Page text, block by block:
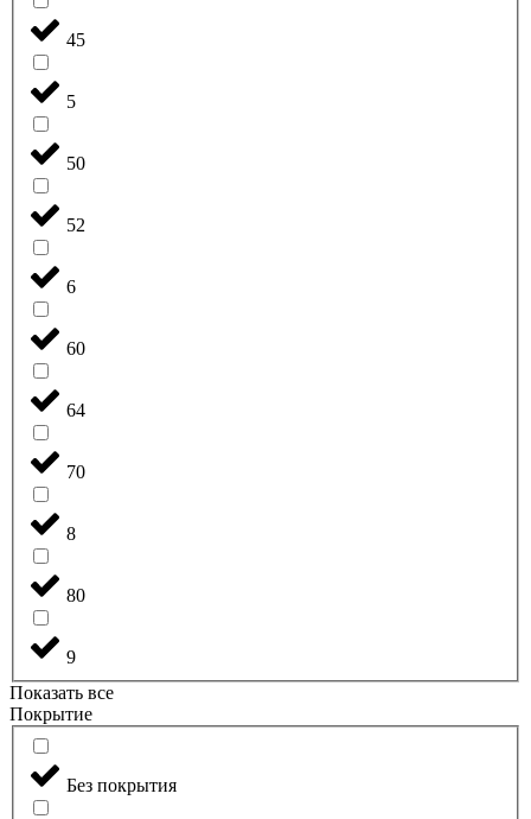
45
5
50
52
6
60
64
70
8
80
9
Показать все
Покрытие
Без покрытия